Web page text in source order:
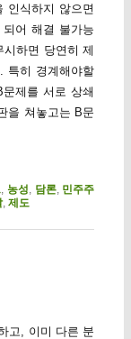
인식하지 않으면
어 해결 불가능
하면 당연히 제
특히 경계해야할
제를 서로 상쇄
을 쳐놓고는 B문
농성 담론, 민주주
, 제도
고, 이미 다른 분